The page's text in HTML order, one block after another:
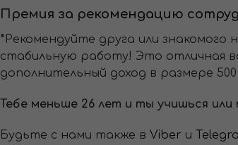
Премия за рекомендацию
* Рекомендуйте друга или
стабильную работу! Это отличная
дополнительный доход в размере
Тебе меньше 26 лет и ты учишься
Будьте с нами также в Viber и